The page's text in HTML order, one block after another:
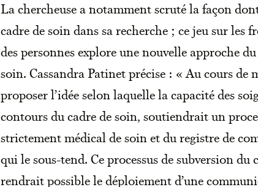
La chercheuse a notamment scruté la façon
cadre de soin dans sa recherche ; ce jeu sur les
des personnes explore une nouvelle approche
soin. Cassandra Patinet précise : « Au cours de
proposer l’idée selon laquelle la capacité des
contours du cadre de soin, soutiendrait un
strictement médical de soin et du registre de
qui le sous-tend. Ce processus de subversion
rendrait possible le déploiement d’une